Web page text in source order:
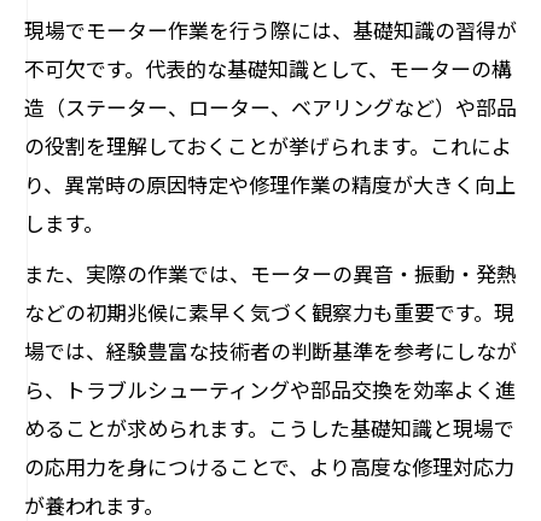
現場でモーター作業を行う際には、基礎知識の習得が
不可欠です。代表的な基礎知識として、モーターの構
造（ステーター、ローター、ベアリングなど）や部品
の役割を理解しておくことが挙げられます。これによ
り、異常時の原因特定や修理作業の精度が大きく向上
します。
また、実際の作業では、モーターの異音・振動・発熱
などの初期兆候に素早く気づく観察力も重要です。現
場では、経験豊富な技術者の判断基準を参考にしなが
ら、トラブルシューティングや部品交換を効率よく進
めることが求められます。こうした基礎知識と現場で
の応用力を身につけることで、より高度な修理対応力
が養われます。